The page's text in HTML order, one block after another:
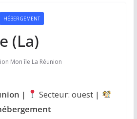
HÉBERGEMENT
(La)
Mon île La Réunion
|
Secteur: ouest |